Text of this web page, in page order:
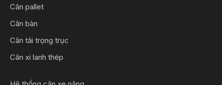
Cân pallet
Cân bàn
Cân tải trọng trục
Cân xi lanh thép